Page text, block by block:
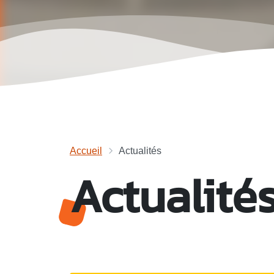
Accueil Actualités